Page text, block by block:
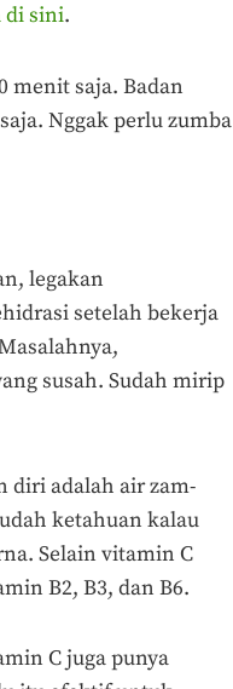
di sini.
menit saja. Badan
Nggak perlu zumba
legakan
setelah bekerja
susah. Sudah mirip
diri adalah air zam-
ketahuan kalau
Selain vitamin C
B2, B3, dan B6.
C juga punya